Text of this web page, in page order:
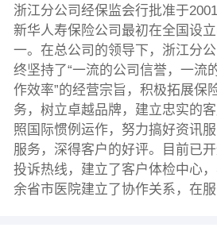
浙江分公司经保监会行批准于
新华人寿保险公司最初在全国设
一。在总公司的领导下，浙江分
终坚持了“一流的公司信誉，一流
作效率”的经营宗旨，积极拓展保
务，树立卓越品牌，建立忠实的
照国际惯例运作，努力搞好资讯
服务，深得客户的好评。目前已
投诉热线，建立了客户体检中心
余省市医院建立了协作关系，在服